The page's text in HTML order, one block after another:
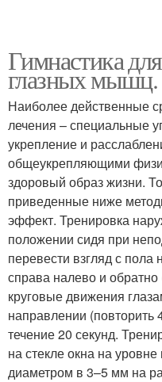
Гимнастика
глазных мышц.
Наиболее действенные
лечения – специальные
укрепление и
общеукрепляющими
здоровый образ жизни.
приведенные ниже
эффект. Тренировка
положении сидя при
перевести взгляд с пола
справа налево и
круговые движения
направлении (повторить
течение 20 секунд.
на стекле окна на уровне
диаметром в 3–5 мм на